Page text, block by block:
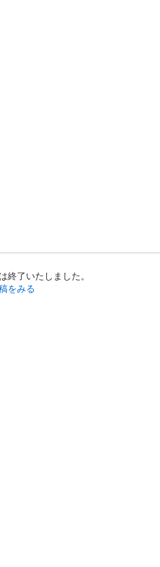
終了いたしました。
をみる